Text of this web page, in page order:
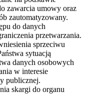
zawarcia umowy oraz
zautomatyzowany.
do danych
przetwarzania.
sprzeciwu
sytuacją
danych osobowych
w interesie
publicznej.
skargi do organu